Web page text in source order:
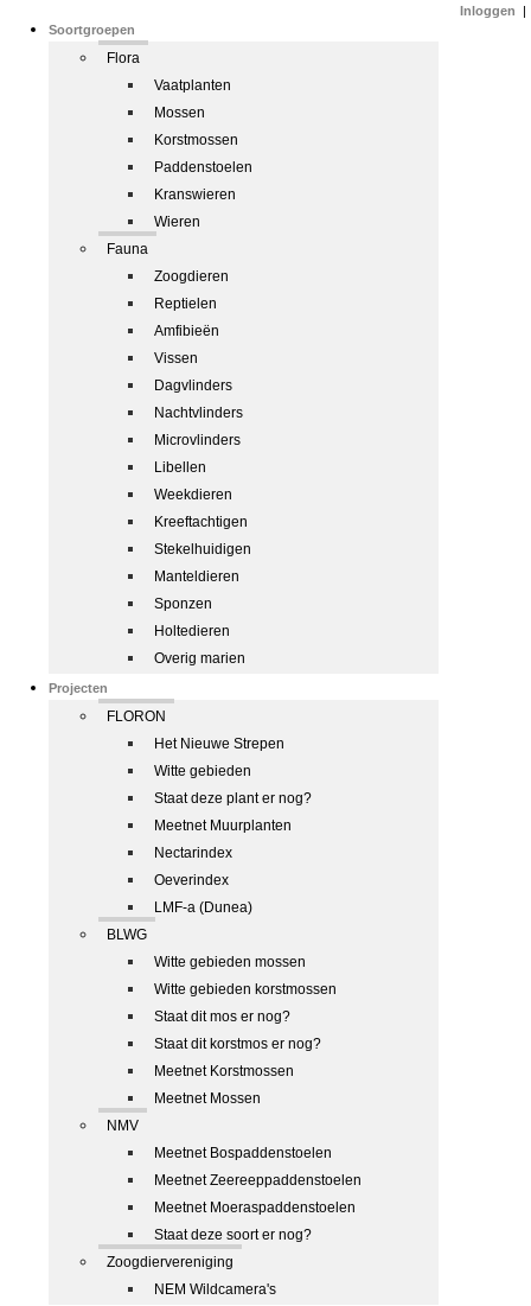
Soortgroepen
Flora
Vaatplanten
Mossen
Korstmossen
Paddenstoelen
Kranswieren
Wieren
Fauna
Zoogdieren
Reptielen
Amfibieën
Vissen
Dagvlinders
Nachtvlinders
Microvlinders
Libellen
Weekdieren
Kreeftachtigen
Stekelhuidigen
Manteldieren
Sponzen
Holtedieren
Overig marien
Projecten
FLORON
Het Nieuwe Strepen
Witte gebieden
Staat deze plant er nog?
Meetnet Muurplanten
Nectarindex
Oeverindex
LMF-a (Dunea)
BLWG
Witte gebieden mossen
Witte gebieden korstmossen
Staat dit mos er nog?
Staat dit korstmos er nog?
Meetnet Korstmossen
Meetnet Mossen
NMV
Meetnet Bospaddenstoelen
Meetnet Zeereeppaddenstoelen
Meetnet Moeraspaddenstoelen
Staat deze soort er nog?
Zoogdiervereniging
NEM Wildcamera's
Inloggen |